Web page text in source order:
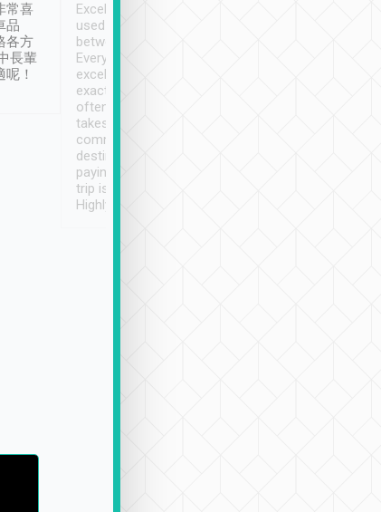
常喜
品
各方
長輩
！
Excellent service. We have
used Tripool to travel
between cities in Taiwan.
Every driver has been
excellent and arrives
exactly on time. As there is
often limited English it
takes the difficulty out of
communicating the
destination details and
paying online prior to the
trip is very convenient.
Highly recommended